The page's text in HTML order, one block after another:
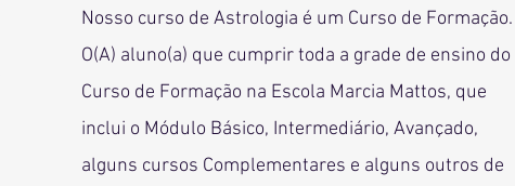
Nosso curso de Astrologia é um Curso de Formação.
O(A) aluno(a) que cumprir toda a grade de ensino do
Curso de Formação na Escola Marcia Mattos, que
inclui o Módulo Básico, Intermediário, Avançado,
alguns cursos Complementares e alguns outros de